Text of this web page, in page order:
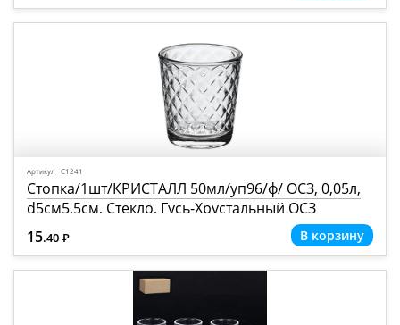
Артикул С1241
Стопка/1шт/КРИСТАЛЛ 50мл/уп96/ф/ ОСЗ, 0,05л,
d5см5,5см, Стекло, Гусь-Хрустальный ОСЗ
(РОССИЯ)
15.40 Р
=